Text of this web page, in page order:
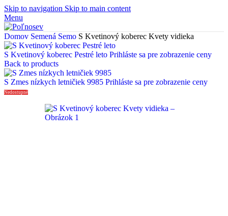
Skip to navigation Skip to main content
Menu
Domov Semená Semo S Kvetinový koberec Kvety vidieka
S Kvetinový koberec Pestré leto Prihláste sa pre zobrazenie ceny
Back to products
S Zmes nízkych letničiek 9985 Prihláste sa pre zobrazenie ceny
Nedostupné